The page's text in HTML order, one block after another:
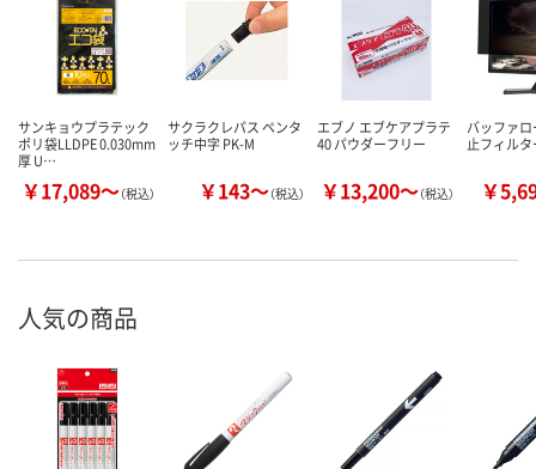
サンキョウプラテック
ポリ袋LLDPE 0.030mm
厚 U…
￥17,089～（税込）
サクラクレパス ペンタ
ッチ中字 PK-M
￥143～（税込）
エブノ エブケアプラテ
40 パウダーフリー
￥13,200～（税込）
バッファ
止フィルタ
￥
人気の商品